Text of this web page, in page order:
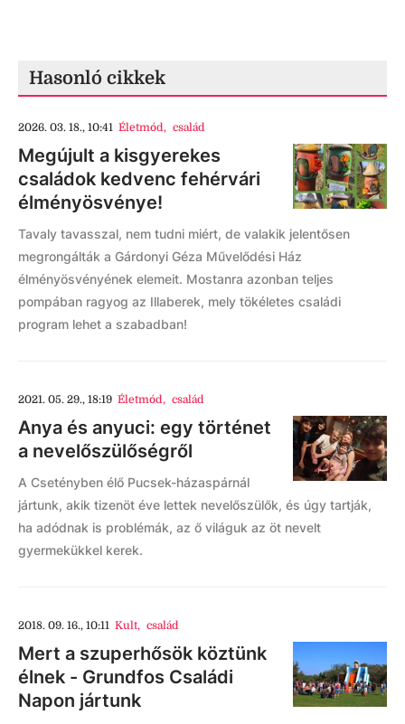
Hasonló cikkek
2026. 03. 18., 10:41 Életmód, család
Megújult a kisgyerekes
családok kedvenc fehérvári
élményösvénye!
Tavaly tavasszal, nem tudni miért, de valakik jelentősen
megrongálták a Gárdonyi Géza Művelődési Ház
élményösvényének elemeit. Mostanra azonban teljes
pompában ragyog az Illaberek, mely tökéletes családi
program lehet a szabadban!
2021. 05. 29., 18:19 Életmód, család
Anya és anyuci: egy történet
a nevelőszülőségről
A Csetényben élő Pucsek-házaspárnál
jártunk, akik tizenöt éve lettek nevelőszülők, és úgy tartják,
ha adódnak is problémák, az ő világuk az öt nevelt
gyermekükkel kerek.
2018. 09. 16., 10:11 Kult, család
Mert a szuperhősök köztünk
élnek - Grundfos Családi
Napon jártunk